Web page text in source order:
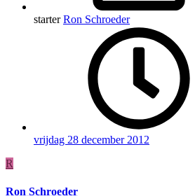
starter Ron Schroeder
vrijdag 28 december 2012
R
Ron Schroeder